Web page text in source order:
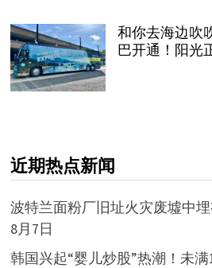
和你去海边吹
巴开通！阳光
近期热点新闻
波特兰面粉厂旧址火灾废墟中埋
8月7日
韩国兴起“婴儿炒股”热潮！未